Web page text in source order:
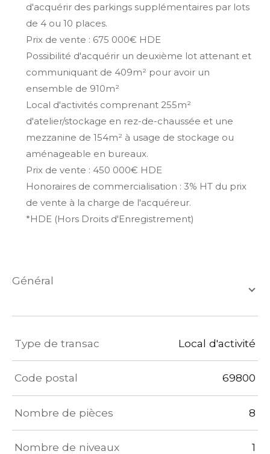
d'acquérir des parkings supplémentaires par lots
de 4 ou 10 places.
Prix de vente : 675 000€ HDE
Possibilité d'acquérir un deuxième lot attenant et
communiquant de 409m² pour avoir un
ensemble de 910m²
Local d'activités comprenant 255m²
d'atelier/stockage en rez-de-chaussée et une
mezzanine de 154m² à usage de stockage ou
aménageable en bureaux.
Prix de vente : 450 000€ HDE
Honoraires de commercialisation : 3% HT du prix
de vente à la charge de l'acquéreur.
*HDE (Hors Droits d'Enregistrement)
général
TRAD_ZEPHYR_Caracteristique TRAD_ZEPHYR_Valeurs
Type de transac Local d'activité
Code postal 69800
Nombre de pièces 8
Nombre de niveaux 1